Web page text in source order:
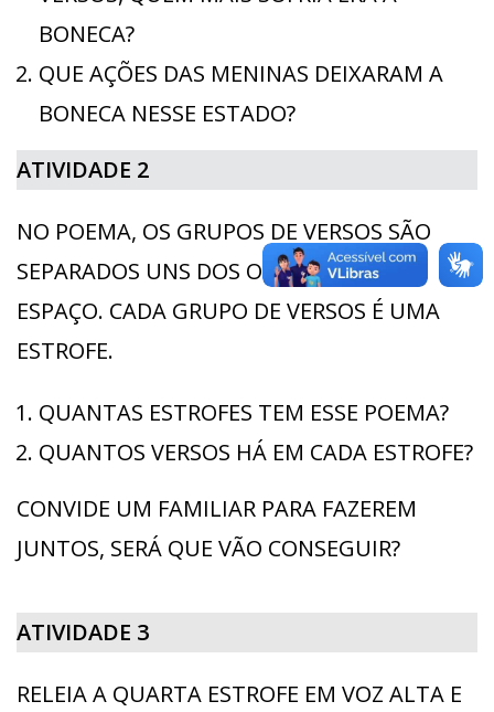
BONECA?
QUE AÇÕES DAS MENINAS DEIXARAM A
BONECA NESSE ESTADO?
ATIVIDADE 2
NO POEMA, OS GRUPOS DE VERSOS SÃO
SEPARADOS UNS DOS OUTROS POR UM
ESPAÇO. CADA GRUPO DE VERSOS É UMA
ESTROFE.
QUANTAS ESTROFES TEM ESSE POEMA?
QUANTOS VERSOS HÁ EM CADA ESTROFE?
CONVIDE UM FAMILIAR PARA FAZEREM
JUNTOS, SERÁ QUE VÃO CONSEGUIR?
ATIVIDADE 3
RELEIA A QUARTA ESTROFE EM VOZ ALTA E